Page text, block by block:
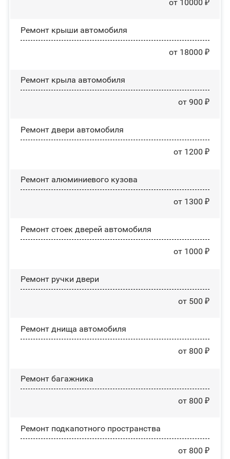
от 10000 ₽
Ремонт крыши автомобиля
от 18000 ₽
Ремонт крыла автомобиля
от 900 ₽
Ремонт двери автомобиля
от 1200 ₽
Ремонт алюминиевого кузова
от 1300 ₽
Ремонт стоек дверей автомобиля
от 1000 ₽
Ремонт ручки двери
от 500 ₽
Ремонт днища автомобиля
от 800 ₽
Ремонт багажника
от 800 ₽
Ремонт подкапотного пространства
от 800 ₽